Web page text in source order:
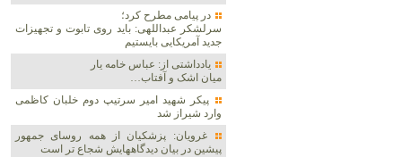
در پیامی مطرح کرد؛
سرلشکر عبداللهی: باید روی تابوت و تجهیزات
جدید آمریکایی بایستیم
یادداشتی از: عباس خامه یار
میان اشک و آفتاب…
پیکر شهید امیر سرتیپ دوم خلبان کاظمی
وارد شیراز شد
غرویان: پزشکیان از همه روسای جمهور
پیشین در بیان دیدگاههایش شجاع تر است